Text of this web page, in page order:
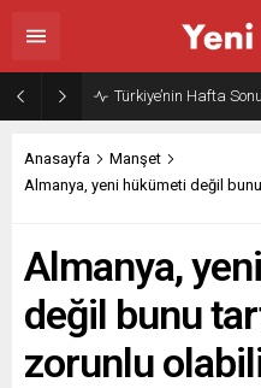
Gazze’nin geleceği:
Anasayfa
Manşet
Almanya, yeni hükümeti değil
Almanya,
değil bunu
zorunlu